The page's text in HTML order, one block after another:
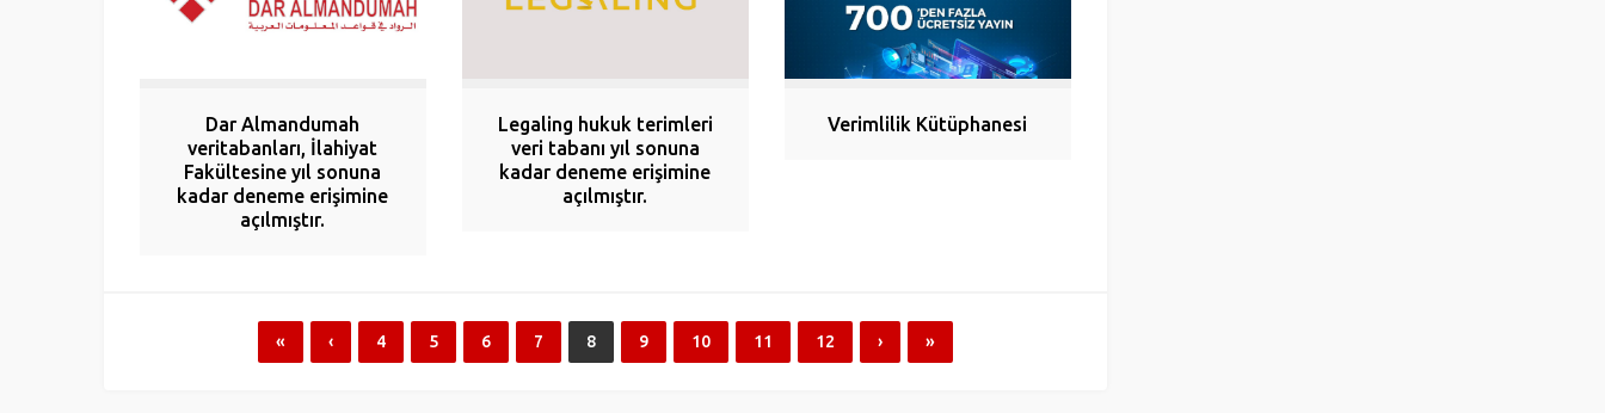
Dar Almandumah
veritabanları, İlahiyat
Fakültesine yıl sonuna
kadar deneme erişimine
açılmıştır.
Legaling hukuk terimleri
veri tabanı yıl sonuna
kadar deneme erişimine
açılmıştır.
Verimlilik Kütüphanesi
« ‹ 4 5 6 7 8 9 10 11 12 › »